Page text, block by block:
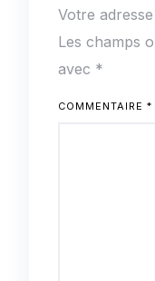
Votre
Les champs
avec *
COMMENTAIRE *